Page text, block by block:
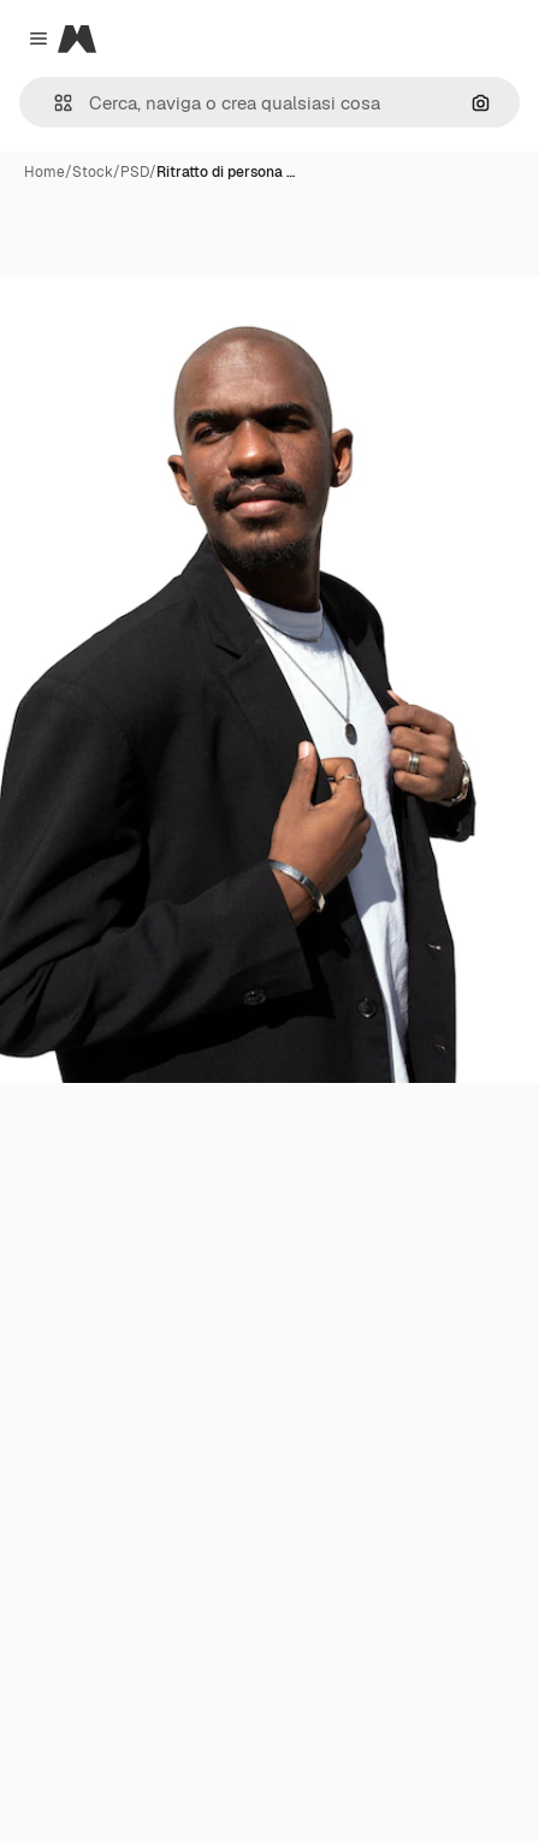
Close menu
Magnific
Cerca
Home/Stock/PSD/Ritratto di persona …